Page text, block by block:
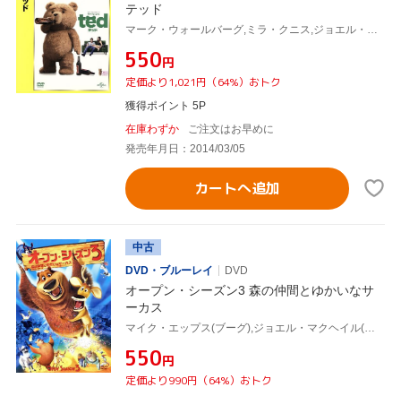
テッド
¥550円
定価より1,021円（64%）おトク
獲得ポイント 5P
在庫わずか
ご注文はお早めに
発売年月日：2014/03/05
カートへ追加
中古
DVD・ブルーレイ
DVD
オープン・シーズン3 森の仲間とゆかいなサ
ーカス
マイク・エップス(ブーグ),ジョエル・マクヘイル(エリオット),デイナ・スナイダー(アリステア),ジェフ・カルドーニ(音楽)
¥550円
定価より990円（64%）おトク